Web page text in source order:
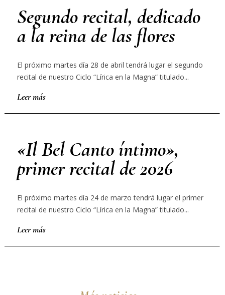
Segundo recital, dedicado
a la reina de las flores
El próximo martes día 28 de abril tendrá lugar el segundo
recital de nuestro Ciclo “Lírica en la Magna” titulado...
Leer más
«Il Bel Canto íntimo»,
primer recital de 2026
El próximo martes día 24 de marzo tendrá lugar el primer
recital de nuestro Ciclo “Lírica en la Magna” titulado...
Leer más